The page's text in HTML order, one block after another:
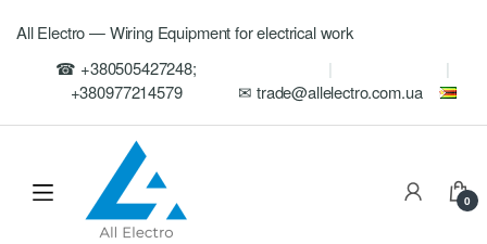
navigation
All Electro — Wiring Equipment for electrical work
☎ +380505427248;
+380977214579
✉ trade@allelectro.com.ua
0